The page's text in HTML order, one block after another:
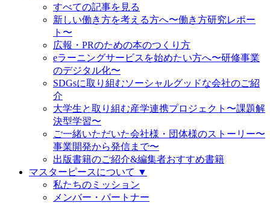
すべての記事を見る
新しい働き方を考える方へ〜働き方研究レポー
ト〜
広報・PRのための本のつくり方
eラーニングサービスを始めたい方へ〜研修事業
のデジタル化〜
SDGsに取り組むソーシャルグッドな会社のご紹
介
大学生と取り組む産学連携プロジェクト〜課題解
決型学習〜
ご一緒いただいた会社様・団体様のストーリー〜
事業開発から発信まで〜
出版書籍のご紹介&編集者おすすめ書籍
マスターピースについて ▼
私たちのミッション
メンバー・パートナー